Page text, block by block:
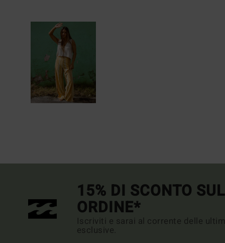
15% DI SCONTO
ORDINE*
Iscriviti e sarai al corrente delle
esclusive.